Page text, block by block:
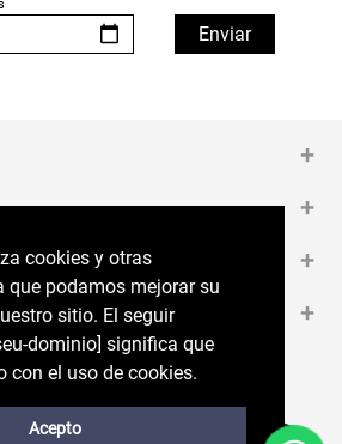
cookies y otras
que podamos mejorar su
sitio. El seguir
significa que estás
uso de cookies.
Acepto
cookies y otras
que podamos mejorar su
sitio. El seguir
dominio] significa que
con el uso de cookies.
Acepto
+
+
+
+
RRSS